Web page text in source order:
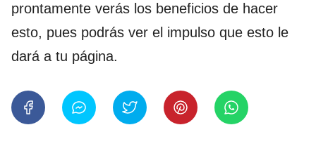
prontamente verás los beneficios de hacer
esto, pues podrás ver el impulso que esto le
dará a tu página.